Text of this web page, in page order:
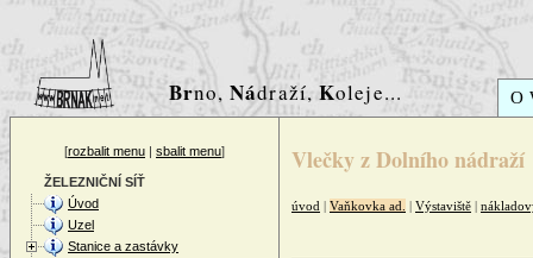
Brno,Nádraží,Koleje... O
[rozbalit menu | sbalit menu]
ŽELEZNIČNÍ SÍŤ
Úvod
Uzel
Stanice a zastávky
Vlečky z Dolního nádraží
úvod | Vaňkovka ad. | Výstaviště |